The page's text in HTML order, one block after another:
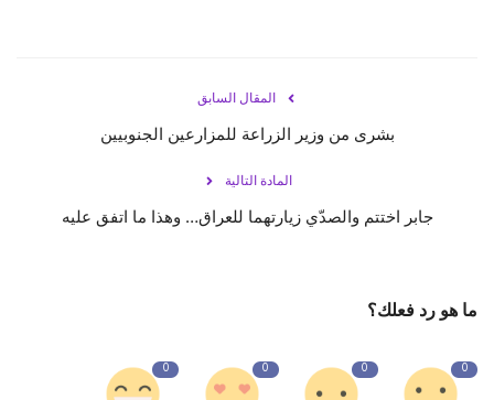
المقال السابق
بشرى من وزير الزراعة للمزارعين الجنوبيين
المادة التالية
جابر اختتم والصدّي زيارتهما للعراق… وهذا ما اتفق عليه
ما هو رد فعلك؟
0
0
0
0